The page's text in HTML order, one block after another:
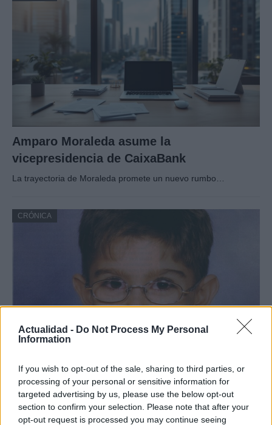
Actualidad - Do Not Process My Personal
Information
If you wish to opt-out of the sale, sharing to third parties, or
processing of your personal or sensitive information for
targeted advertising by us, please use the below opt-out
section to confirm your selection. Please note that after your
opt-out request is processed you may continue seeing
Amparo Moraleda asume la
vicepresidencia de CaixaBank
La trayectoria de Moraleda promete un nuevo rumbo…
CRÓNICA
Nuevo giro en el caso Yéremi Vargas:
desvelan el informe forense
El ‘caso Yéremi Vargas’, el niño desaparecido en 2007…